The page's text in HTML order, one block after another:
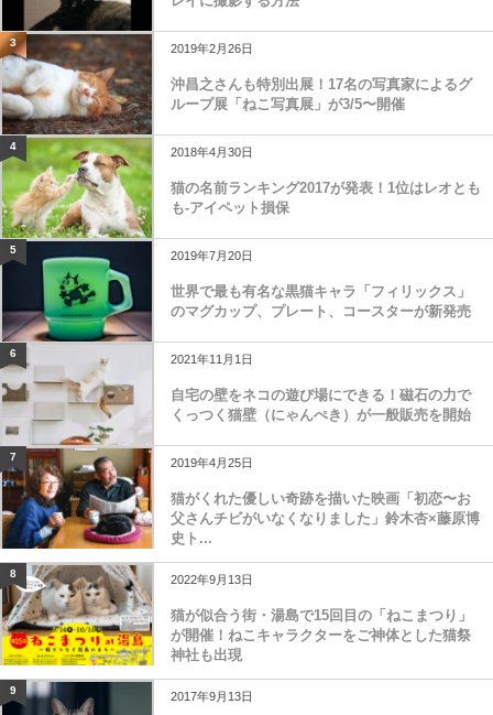
3 2019年2月26日
沖昌之さんも特別出展！17名の写真家によるグ
ループ展「ねこ写真展」が3/5〜開催
4 2018年4月30日
猫の名前ランキング2017が発表！1位はレオとも
も-アイペット損保
5 2019年7月20日
世界で最も有名な黒猫キャラ「フィリックス」
のマグカップ、プレート、コースターが新発売
6 2021年11月1日
自宅の壁をネコの遊び場にできる！磁石の力で
くっつく猫壁（にゃんぺき）が一般販売を開始
7 2019年4月25日
猫がくれた優しい奇跡を描いた映画「初恋〜お
父さんチビがいなくなりました」鈴木杏×藤原博
史ト...
8 2022年9月13日
猫が似合う街・湯島で15回目の「ねこまつり」
が開催！ねこキャラクターをご神体とした猫祭
神社も出現
9 2017年9月13日